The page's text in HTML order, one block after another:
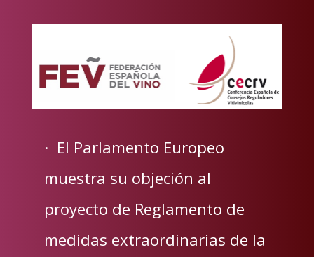
· El Parlamento Europeo
muestra su objeción al
proyecto de Reglamento de
medidas extraordinarias de la